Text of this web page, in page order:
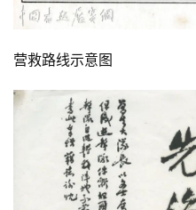
首
页
坛
营救路线示意图